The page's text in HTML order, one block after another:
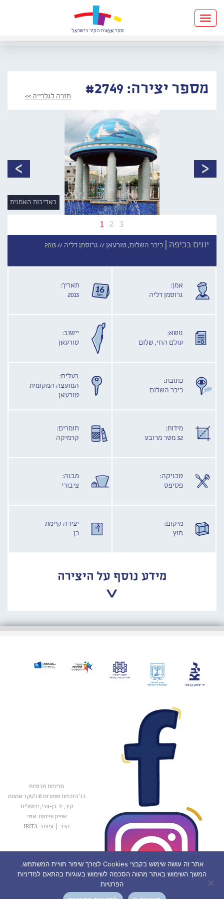
Toggle
navigation
מספר יצירה: #2749 חזרה לגלרייה >>
1 2 3
באדיבות האמנית
יונים בכיפה | כיכר השלום, טורעאן // גרוסמן דליה //2013
אמן:
גרוסמן דליה
תאריך:
2013
נושא:
עולם החי, שלום
יישוב:
טורעאן
כתובת:
כיכר השלום
בעלים:
המועצה המקומית
טורעאן
מידות:
32 מטר מרובע
חומרים:
קרמיקה
טכניקה:
פסיפס
מבנה:
ציבורי
מיקום:
חוץ
יצירה קיימת
כן
מידע נוסף על היצירה
מדיניות פרטיות
כל הזכויות שמורות © לסקר אמנות
קיר, יד בן-צבי, ירושלים
אפיון ופיתוח: אטי
הדר
עיצוב: IRITA
אתר זה עושה שימוש בקבצי Cookies לצורך שיפור חוויית המשתמש.
המשך השימוש באתר מהווה הסכמה לשימוש בעוגיות בהתאם למדיניות
הפרטיות